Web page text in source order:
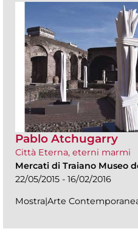
Pablo Atchugarry
Città Eterna, eterni marmi
Mercati di Traiano Museo
22/05/2015 - 16/02/2016
Mostra|Arte